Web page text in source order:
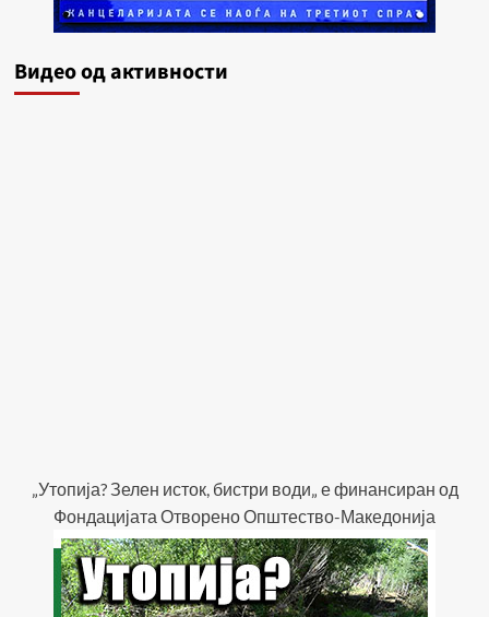
Видеo од активности
„Утопија? Зелен исток, бистри води„ е финансиран од
Фондацијата Отворено Општество-Македонија